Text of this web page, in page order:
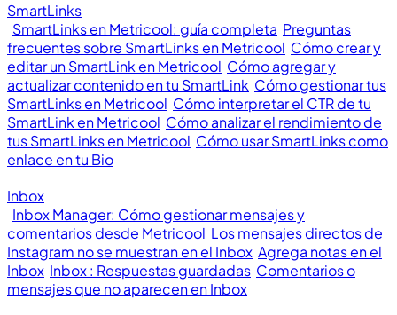
SmartLinks
SmartLinks en Metricool: guía completa Preguntas
frecuentes sobre SmartLinks en Metricool Cómo crear y
editar un SmartLink en Metricool Cómo agregar y
actualizar contenido en tu SmartLink Cómo gestionar tus
SmartLinks en Metricool Cómo interpretar el CTR de tu
SmartLink en Metricool Cómo analizar el rendimiento de
tus SmartLinks en Metricool Cómo usar SmartLinks como
enlace en tu Bio
Inbox
Inbox Manager: Cómo gestionar mensajes y
comentarios desde Metricool Los mensajes directos de
Instagram no se muestran en el Inbox Agrega notas en el
Inbox Inbox : Respuestas guardadas Comentarios o
mensajes que no aparecen en Inbox